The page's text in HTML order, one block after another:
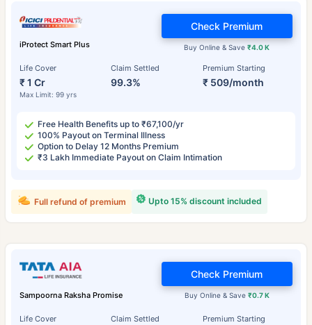
iProtect Smart Plus
Life Cover
₹ 1 Cr
Max Limit: 99 yrs
Claim Settled
99.3%
Premium Starting
₹ 509/month
Buy Online & Save₹4.0 K
Check Premium
Free Health Benefits up to ₹67,100/yr
100% Payout on Terminal Illness
Option to Delay 12 Months Premium
₹3 Lakh Immediate Payout on Claim Intimation
Upto 15% discount included
Full refund of premium
Sampoorna Raksha Promise
Life Cover Claim Settled Premium Starting
Buy Online & Save ₹0.7 K
Check Premium